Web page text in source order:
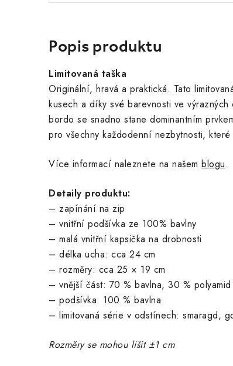
Popis produktu
Limitovaná taška
Originální, hravá a praktická. Tato
kusech a díky své barevnosti ve
bordo se snadno stane dominantním
pro všechny každodenní nezbytnosti,
Více informací naleznete na našem blogu.
Detaily produktu:
– zapínání na zip
– vnitřní podšívka ze 100% bavlny
– malá vnitřní kapsička na drobnosti
– délka ucha: cca 24 cm
– rozměry: cca 25 × 19 cm
– vnější část: 70 % bavlna, 30 % polyamid
– podšívka: 100 % bavlna
– limitovaná série v odstínech: smaragd,
Rozměry se mohou lišit ±1 cm